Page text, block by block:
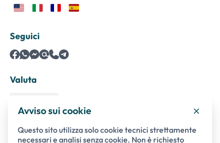
Seguici
Valuta
Pagamenti sicuri con
Avviso sui cookie
Questo sito utilizza solo cookie tecnici strettamente
necessari e analisi senza cookie. Non è richiesto